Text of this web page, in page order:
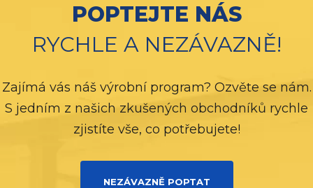
POPTEJTE NÁS
RYCHLE A NEZÁVAZNĚ!
Zajímá vás náš výrobní program? Ozvěte se nám.
S jedním z našich zkušených obchodníků rychle
zjistíte vše, co potřebujete!
NEZÁVAZNĚ POPTAT